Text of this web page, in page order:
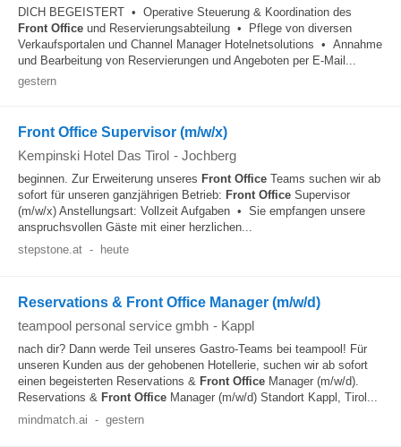
DICH BEGEISTERT • Operative Steuerung & Koordination des
Front Office und Reservierungsabteilung • Pflege von diversen
Verkaufsportalen und Channel Manager Hotelnetsolutions • Annahme
und Bearbeitung von Reservierungen und Angeboten per E-Mail...
gestern
Front Office Supervisor (m/w/x)
Kempinski Hotel Das Tirol - Jochberg
beginnen. Zur Erweiterung unseres Front Office Teams suchen wir ab
sofort für unseren ganzjährigen Betrieb: Front Office Supervisor
(m/w/x) Anstellungsart: Vollzeit Aufgaben • Sie empfangen unsere
anspruchsvollen Gäste mit einer herzlichen...
stepstone.at - heute
Reservations & Front Office Manager (m/w/d)
teampool personal service gmbh - Kappl
nach dir? Dann werde Teil unseres Gastro-Teams bei teampool! Für
unseren Kunden aus der gehobenen Hotellerie, suchen wir ab sofort
einen begeisterten Reservations & Front Office Manager (m/w/d).
Reservations & Front Office Manager (m/w/d) Standort Kappl, Tirol...
mindmatch.ai - gestern